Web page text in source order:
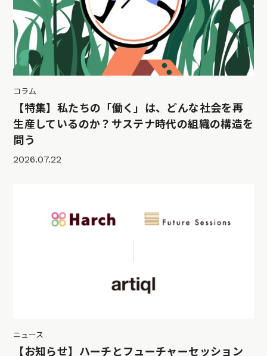
コラム
【特集】私たちの「働く」は、どんな社会を再
生産しているのか？サステナ時代の組織の構造を
問う
2026.07.22
ニュース
【お知らせ】ハーチとフューチャーセッション